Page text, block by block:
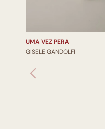
UMA VEZ PERA
GISELE GANDOLFI